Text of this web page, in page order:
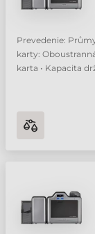
Prevedenie:
karty:
karta • Kapacita